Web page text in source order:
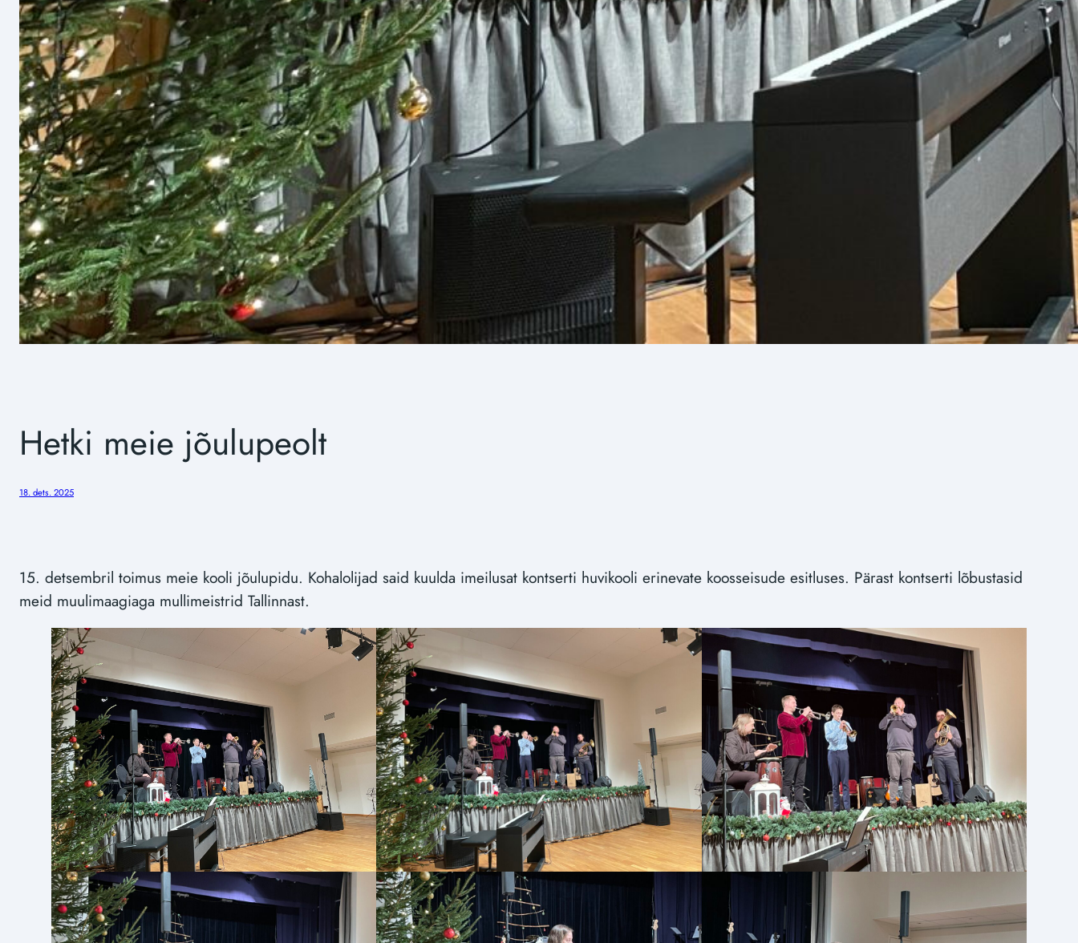
Hetki meie jõulupeolt
18. dets. 2025
15. detsembril toimus meie kooli jõulupidu. Kohalolijad said kuulda imeilusat kontserti huvikooli erinevate koosseisude esitluses. Pärast kontserti lõbustasid
meid muulimaagiaga mullimeistrid Tallinnast.